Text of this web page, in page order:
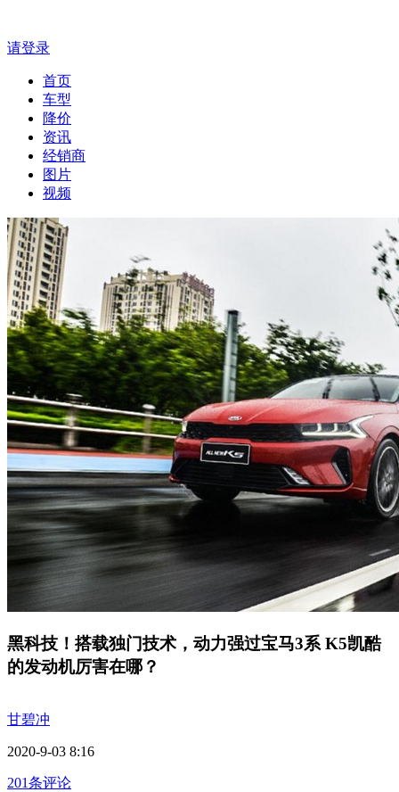
请登录
首页
车型
降价
资讯
经销商
图片
视频
黑科技！搭载独门技术，动力强过宝马3系 K5凯酷
的发动机厉害在哪？
甘碧冲
2020-9-03 8:16
201条评论